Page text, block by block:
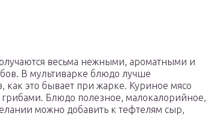
весьма нежными, ароматными и
В мультиварке блюдо лучше
как это бывает при жарке. Куриное мясо
грибами. Блюдо полезное, малокалорийное,
можно добавить к тефтелям сыр,